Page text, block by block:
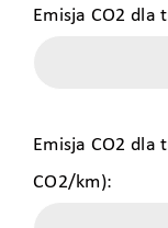
Emisja CO2 dla
Emisja CO2 dla
CO2/km):